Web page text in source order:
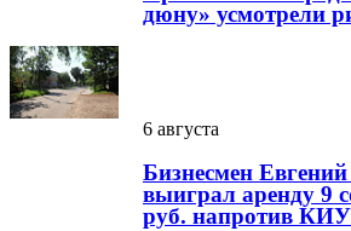
дюну» усмотрели
6 августа
Бизнесмен
выиграл аренду 9
руб. напротив КИУ